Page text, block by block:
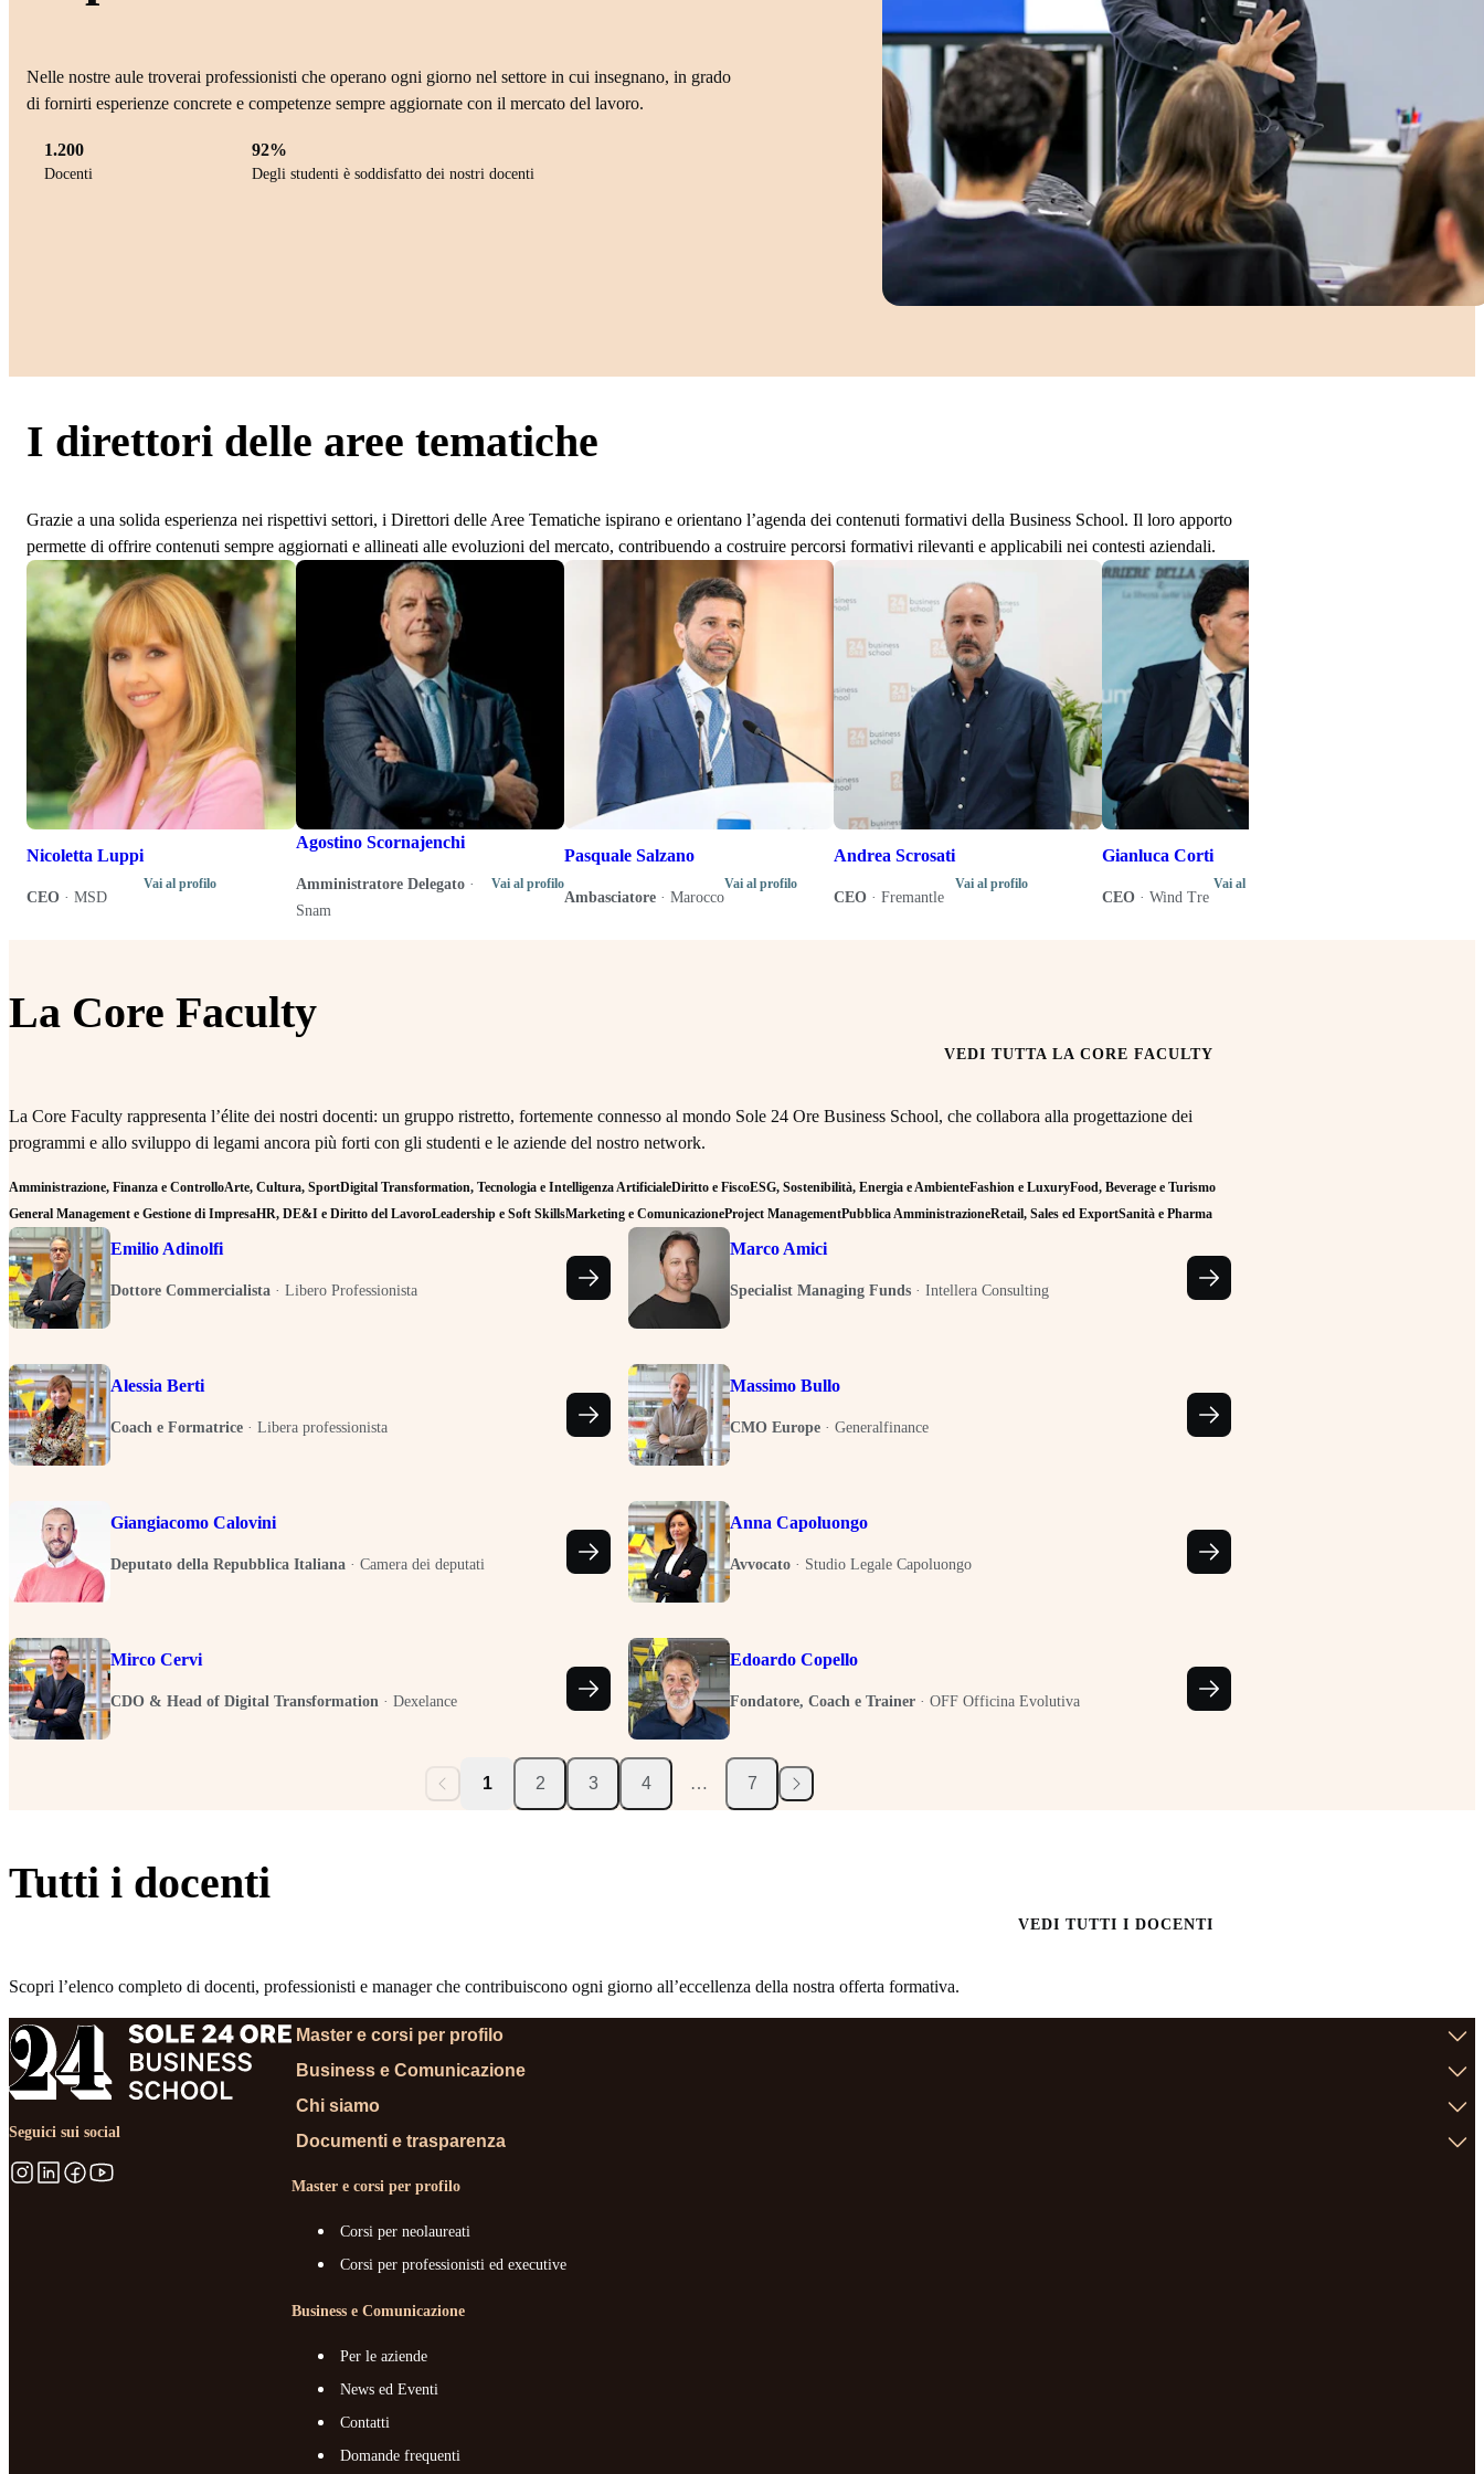
Nelle nostre aule troverai professionisti che operano ogni giorno nel settore in cui insegnano, in grado
di fornirti esperienze concrete e competenze sempre aggiornate con il mercato del lavoro.
1.200
Docenti
92%
Degli studenti è soddisfatto dei nostri docenti
I direttori delle aree tematiche
Grazie a una solida esperienza nei rispettivi settori, i Direttori delle Aree Tematiche ispirano e orientano l’agenda dei contenuti formativi della Business School. Il loro apporto
permette di offrire contenuti sempre aggiornati e allineati alle evoluzioni del mercato, contribuendo a costruire percorsi formativi rilevanti e applicabili nei contesti aziendali.
Nicoletta Luppi
CEO · MSD
Vai al profilo
Agostino Scornajenchi
Amministratore Delegato ·
Snam
Vai al profilo
Pasquale Salzano
Ambasciatore · Marocco
Vai al profilo
Andrea Scrosati
CEO · Fremantle
Vai al profilo
Gianluca Corti
CEO · Wind Tre
Vai al profilo
La Core Faculty
VEDI TUTTA LA CORE FACULTY
La Core Faculty rappresenta l’élite dei nostri docenti: un gruppo ristretto, fortemente connesso al mondo Sole 24 Ore Business School, che collabora alla progettazione dei
programmi e allo sviluppo di legami ancora più forti con gli studenti e le aziende del nostro network.
Amministrazione, Finanza e ControlloArte, Cultura, SportDigital Transformation, Tecnologia e Intelligenza ArtificialeDiritto e FiscoESG, Sostenibilità, Energia e AmbienteFashion e LuxuryFood, Beverage e Turismo
General Management e Gestione di ImpresaHR, DE&I e Diritto del LavoroLeadership e Soft SkillsMarketing e ComunicazioneProject ManagementPubblica AmministrazioneRetail, Sales ed ExportSanità e Pharma
Emilio Adinolfi
Dottore Commercialista · Libero Professionista
Marco Amici
Specialist Managing Funds · Intellera Consulting
Alessia Berti
Coach e Formatrice · Libera professionista
Massimo Bullo
CMO Europe · Generalfinance
Giangiacomo Calovini
Deputato della Repubblica Italiana · Camera dei deputati
Anna Capoluongo
Avvocato · Studio Legale Capoluongo
Mirco Cervi
CDO & Head of Digital Transformation · Dexelance
Edoardo Copello
Fondatore, Coach e Trainer · OFF Officina Evolutiva
1 2 3 4 … 7
Tutti i docenti
VEDI TUTTI I DOCENTI
Scopri l’elenco completo di docenti, professionisti e manager che contribuiscono ogni giorno all’eccellenza della nostra offerta formativa.
Seguici sui social
Master e corsi per profilo
Business e Comunicazione
Chi siamo
Documenti e trasparenza
Master e corsi per profilo
Corsi per neolaureati
Corsi per professionisti ed executive
Business e Comunicazione
Per le aziende
News ed Eventi
Contatti
Domande frequenti